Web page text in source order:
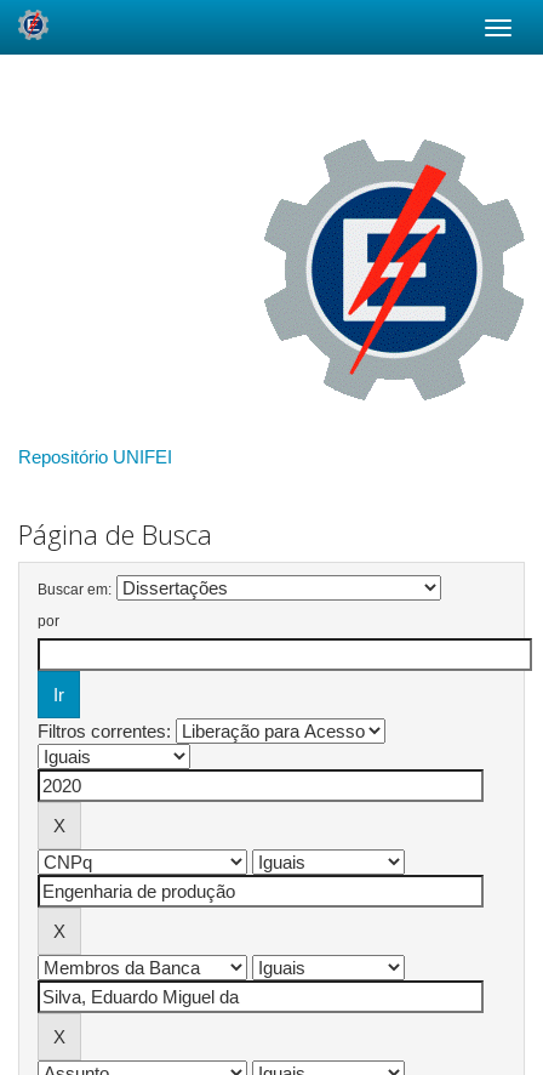
Repositório UNIFEI
Página de Busca
Buscar em:
por
Filtros correntes: